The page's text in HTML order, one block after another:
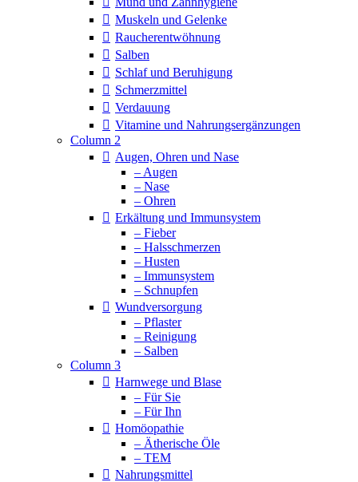
Muskeln und Gelenke
Raucherentwöhnung
Salben
Schlaf und Beruhigung
Schmerzmittel
Verdauung
Vitamine und Nahrungsergänzungen
Column 2
Augen, Ohren und Nase
– Augen
– Nase
– Ohren
Erkältung und Immunsystem
– Fieber
– Halsschmerzen
– Husten
– Immunsystem
– Schnupfen
Wundversorgung
– Pflaster
– Reinigung
– Salben
Column 3
Harnwege und Blase
– Für Sie
– Für Ihn
Homöopathie
– Ätherische Öle
– TEM
Nahrungsmittel